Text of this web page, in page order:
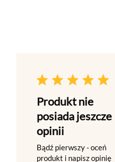
Produkt nie
posiada jeszcze
opinii
Bądź pierwszy - oceń
produkt i napisz opinię